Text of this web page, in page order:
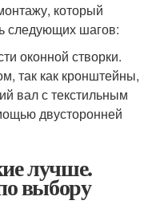
который
следующих шагов:
оконной створки.
так как кронштейны,
вал с текстильным
двусторонней
лучше.
выбору